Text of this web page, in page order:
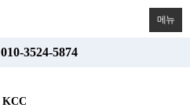
메뉴
010-3524-5874
KCC